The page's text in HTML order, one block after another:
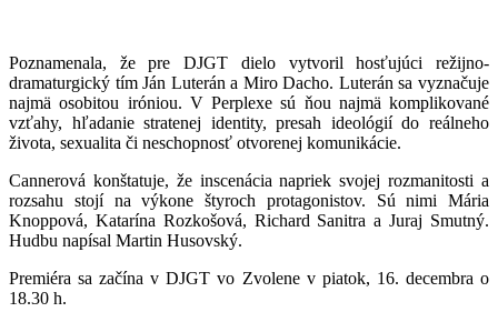
Poznamenala, že pre DJGT dielo vytvoril hosťujúci režijno-
dramaturgický tím Ján Luterán a Miro Dacho. Luterán sa vyznačuje
najmä osobitou iróniou. V Perplexe sú ňou najmä komplikované
vzťahy, hľadanie stratenej identity, presah ideológií do reálneho
života, sexualita či neschopnosť otvorenej komunikácie.
Cannerová konštatuje, že inscenácia napriek svojej rozmanitosti a
rozsahu stojí na výkone štyroch protagonistov. Sú nimi Mária
Knoppová, Katarína Rozkošová, Richard Sanitra a Juraj Smutný.
Hudbu napísal Martin Husovský.
Premiéra sa začína v DJGT vo Zvolene v piatok, 16. decembra o
18.30 h.